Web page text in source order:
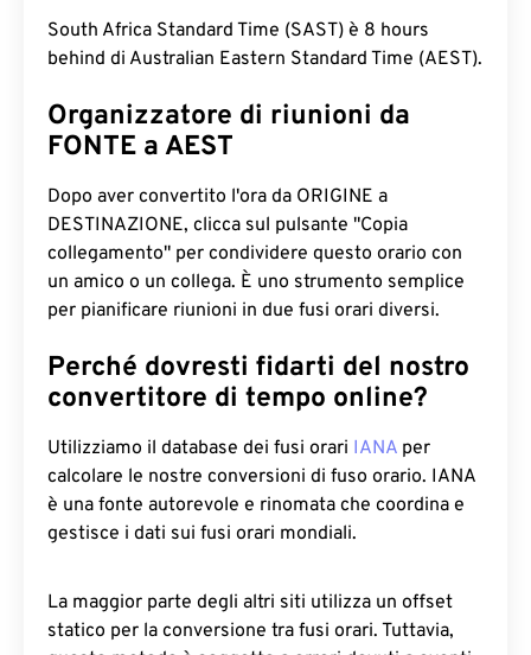
South Africa Standard Time (SAST) è 8 hours
behind di Australian Eastern Standard Time (AEST).
Organizzatore di riunioni da
FONTE a AEST
Dopo aver convertito l'ora da ORIGINE a
DESTINAZIONE, clicca sul pulsante "Copia
collegamento" per condividere questo orario con
un amico o un collega. È uno strumento semplice
per pianificare riunioni in due fusi orari diversi.
Perché dovresti fidarti del nostro
convertitore di tempo online?
Utilizziamo il database dei fusi orari IANA per
calcolare le nostre conversioni di fuso orario. IANA
è una fonte autorevole e rinomata che coordina e
gestisce i dati sui fusi orari mondiali.
La maggior parte degli altri siti utilizza un offset
statico per la conversione tra fusi orari. Tuttavia,